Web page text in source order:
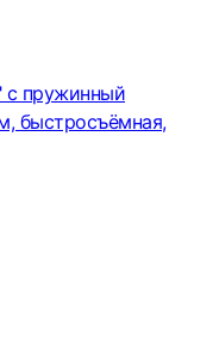
с пружинный
быстросъёмная,